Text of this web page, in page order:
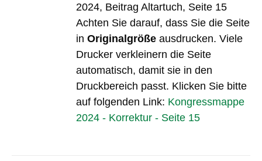
2024, Beitrag Altartuch, Seite 15
Achten Sie darauf, dass Sie die Seite
inOriginalgröße ausdrucken. Viele
Drucker verkleinern die Seite
automatisch, damit sie in den
Druckbereich passt. Klicken Sie bitte
auf folgenden Link: Kongressmappe
2024 - Korrektur - Seite 15